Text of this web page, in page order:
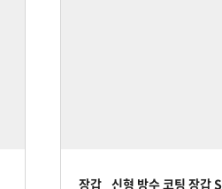
장갑_ 신형 방수 코팅 장갑 S